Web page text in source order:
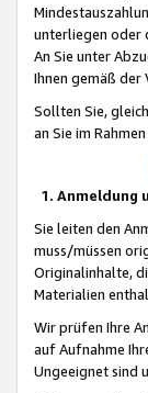
unterliegen oder
An Sie unter
Ihnen gemäß der
Sollten Sie,
an Sie im
1. Anmeldung
Sie leiten den
muss/müssen
Originalinhalte,
Materialien
Wir prüfen Ihre
auf Aufnahme
Ungeeignet sind